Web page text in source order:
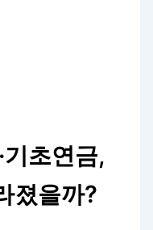
초연금,
졌을까?